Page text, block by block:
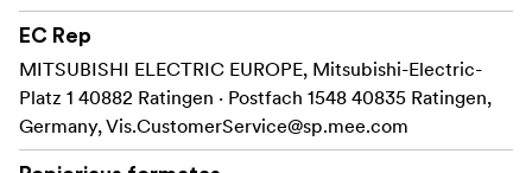
EC Rep
MITSUBISHI ELECTRIC EUROPE, Mitsubishi-Electric-
Platz 1 40882 Ratingen · Postfach 1548 40835 Ratingen,
Germany, Vis.CustomerService@sp.mee.com